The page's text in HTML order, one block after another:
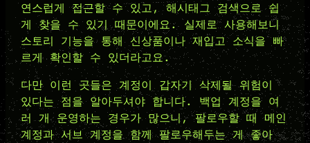
연스럽게 접근할 수 있고, 해시태그 검색으로 쉽
게 찾을 수 있기 때문이에요. 실제로 사용해보니
스토리 기능을 통해 신상품이나 재입고 소식을 빠
르게 확인할 수 있더라고요.
다만 이런 곳들은 계정이 갑자기 삭제될 위험이
있다는 점을 알아두셔야 합니다. 백업 계정을 여
러 개 운영하는 경우가 많으니, 팔로우할 때 메인
계정과 서브 계정을 함께 팔로우해두는 게 좋아